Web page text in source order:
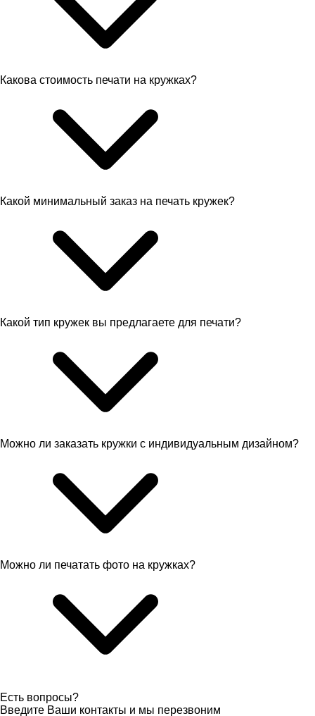
Какова стоимость печати на кружках?
Какой минимальный заказ на печать кружек?
Какой тип кружек вы предлагаете для печати?
Можно ли заказать кружки с индивидуальным дизайном?
Можно ли печатать фото на кружках?
Есть вопросы?
Введите Ваши контакты и мы перезвоним